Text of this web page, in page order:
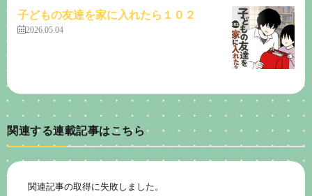
子どもの友達を家に入れたら１０２
2026.05.04
関連する連載記事はこちら
関連記事の取得に失敗しました。